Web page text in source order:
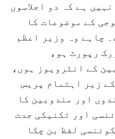
ہے کہ دو اجلاسوں
کے موضوعات کا
چاہے وہ وزیر اعظم
رپورٹ ہو،
کے انٹرویوز ہوں،
زیر اہتمام پریس
اور مندوبین کا
اور تکنیکی جدت
لفظ بن چکا